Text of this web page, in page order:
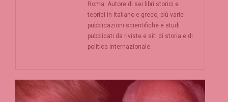
Roma. Autore di sei libri storici e
teorici in italiano e greco, più varie
pubblicazioni scientifiche e studi
pubblicati da riviste e siti di storia e di
politica internazionale.